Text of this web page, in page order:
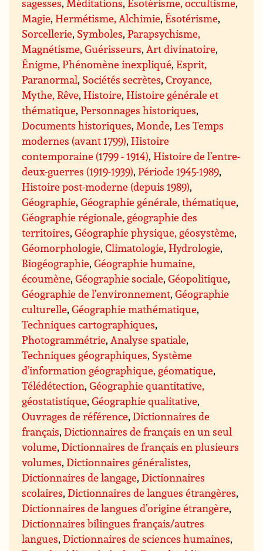
Magie,Hermétisme, Alchimie,Ésotérisme,
Sorcellerie, Symboles,Parapsychisme,
Magnétisme, Guérisseurs, Art divinatoire,
Énigme, Phénomène inexpliqué,Esprit,
Paranormal, Sociétés secrètes,Croyance,
Mythe, Rêve,Histoire,Histoire générale et
thématique,Personnages historiques,
Documents historiques, Monde,Les Temps
modernes (avant 1799),Histoire
contemporaine (1799 - 1914),Histoire de l’entre-
deux-guerres (1919-1939),Période 1945-1989,
Histoire post-moderne (depuis 1989),
Géographie,Géographie générale, thématique,
Géographie régionale, géographie des
territoires,Géographie physique, géosystème,
Géomorphologie,Climatologie,Hydrologie,
Biogéographie,Géographie humaine,
écoumène,Géographie sociale,Géopolitique,
Géographie de l’environnement,Géographie
culturelle,Géographie mathématique,
Techniques cartographiques,
Photogrammétrie, Analyse spatiale,
Techniques géographiques, Système
d’information géographique, géomatique,
Télédétection,Géographie quantitative,
géostatistique,Géographie qualitative,
Ouvrages de référence,Dictionnaires de
français,Dictionnaires de français en un seul
volume,Dictionnaires de français en plusieurs
volumes,Dictionnaires généralistes,
Dictionnaires de langage,Dictionnaires
scolaires,Dictionnaires de langues étrangères,
Dictionnaires de langues d’origine étrangère,
Dictionnaires bilingues français/autres
langues,Dictionnaires de sciences humaines,